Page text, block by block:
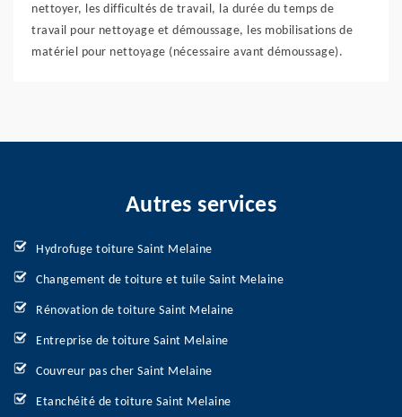
nettoyer, les difficultés de travail, la durée du temps de
travail pour nettoyage et démoussage, les mobilisations de
matériel pour nettoyage (nécessaire avant démoussage).
Autres services
Hydrofuge toiture Saint Melaine
Changement de toiture et tuile Saint Melaine
Rénovation de toiture Saint Melaine
Entreprise de toiture Saint Melaine
Couvreur pas cher Saint Melaine
Etanchéité de toiture Saint Melaine